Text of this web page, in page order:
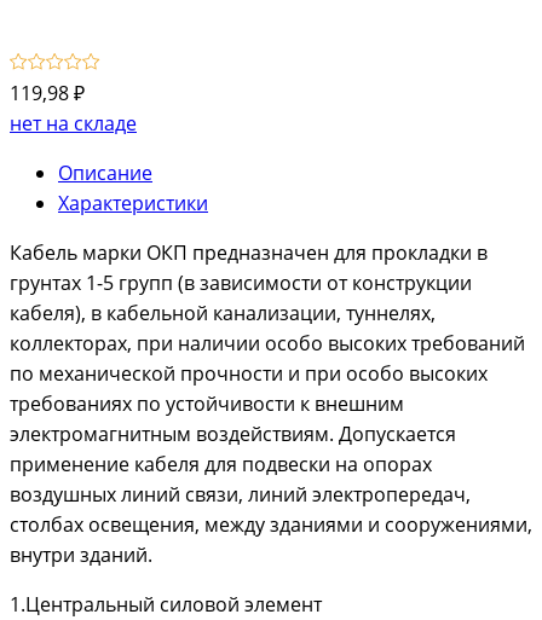
119,98 ₽
нет на складе
Описание
Характеристики
Кабель марки ОКП предназначен для прокладки в
грунтах 1-5 групп (в зависимости от конструкции
кабеля), в кабельной канализации, туннелях,
коллекторах, при наличии особо высоких требований
по механической прочности и при особо высоких
требованиях по устойчивости к внешним
электромагнитным воздействиям. Допускается
применение кабеля для подвески на опорах
воздушных линий связи, линий электропередач,
столбах освещения, между зданиями и сооружениями,
внутри зданий.
1.Центральный силовой элемент